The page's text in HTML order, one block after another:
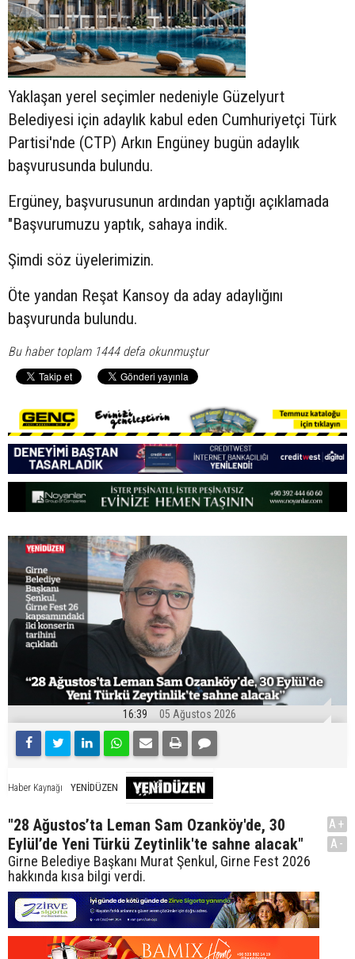
Yaklaşan yerel seçimler nedeniyle Güzelyurt
Belediyesi için adaylık kabul eden Cumhuriyetçi Türk
Partisi'nde (CTP) Arkın Engüney bugün adaylık
başvurusunda bulundu.
Ergüney, başvurusunun ardından yaptığı açıklamada
"Başvurumuzu yaptık, sahaya indik.
Şimdi söz üyelerimizin.
Öte yandan Reşat Kansoy da aday adaylığını
başvurunda bulundu.
Bu haber toplam 1444 defa okunmuştur
16:39 05 Ağustos 2026
Haber Kaynağı YENİDÜZEN
"28 Ağustos’ta Leman Sam Ozanköy'de, 30
Eylül’de Yeni Türkü Zeytinlik'te sahne alacak"
Girne Belediye Başkanı Murat Şenkul, Girne Fest 2026
hakkında kısa bilgi verdi.
A+
A-